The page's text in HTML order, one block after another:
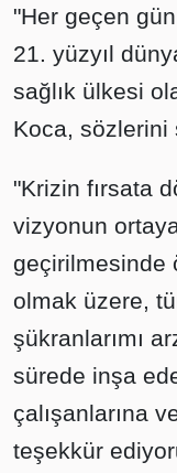
"Her geçen
21. yüzyıl
sağlık ülkesi
Koca, sözlerini
"Krizin fırsata
vizyonun
geçirilmesinde
olmak üzere,
şükranlarımı
sürede inşa
çalışanlarına
teşekkür